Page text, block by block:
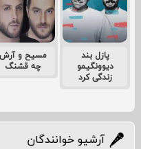
پازل بند
دیوونگیمو
زندگی کرد
مسیح و آرش
چه قشنگ
آرشیو خوانندگان